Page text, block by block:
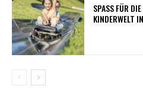
SPASS FÜR
KINDERWELT